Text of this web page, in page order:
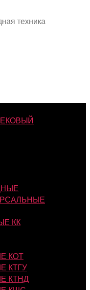
техника
КК
КОТ
КТГУ
КТНД